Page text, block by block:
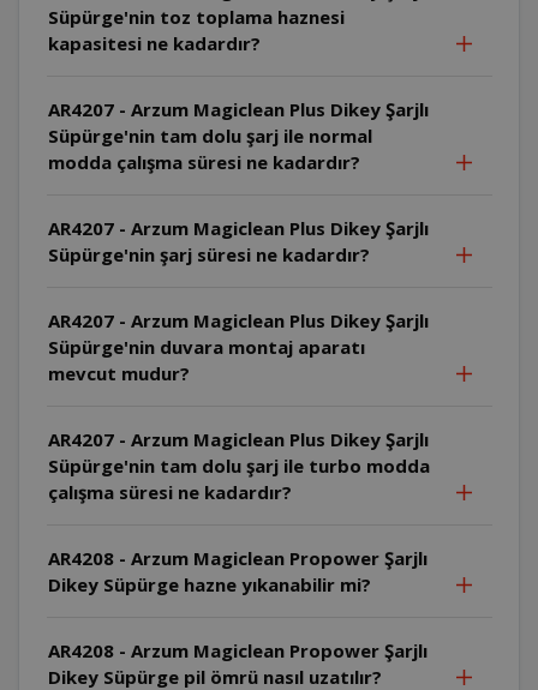
Süpürge'nin toz toplama haznesi
kapasitesi ne kadardır?
AR4207 - Arzum Magiclean Plus Dikey Şarjlı
Süpürge'nin tam dolu şarj ile normal
modda çalışma süresi ne kadardır?
AR4207 - Arzum Magiclean Plus Dikey Şarjlı
Süpürge'nin şarj süresi ne kadardır?
AR4207 - Arzum Magiclean Plus Dikey Şarjlı
Süpürge'nin duvara montaj aparatı
mevcut mudur?
AR4207 - Arzum Magiclean Plus Dikey Şarjlı
Süpürge'nin tam dolu şarj ile turbo modda
çalışma süresi ne kadardır?
AR4208 - Arzum Magiclean Propower Şarjlı
Dikey Süpürge hazne yıkanabilir mi?
AR4208 - Arzum Magiclean Propower Şarjlı
Dikey Süpürge pil ömrü nasıl uzatılır?